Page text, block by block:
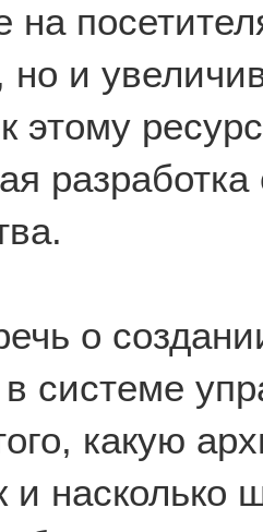
на
но и
этому
о
системе
какую
и насколько